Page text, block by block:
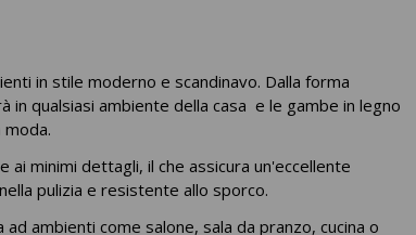
in stile moderno e scandinavo. Dalla forma
in qualsiasi ambiente della casa e le gambe in legno
moda.
minimi dettagli, il che assicura un'eccellente
pulizia e resistente allo sporco.
ambienti come salone, sala da pranzo, cucina o